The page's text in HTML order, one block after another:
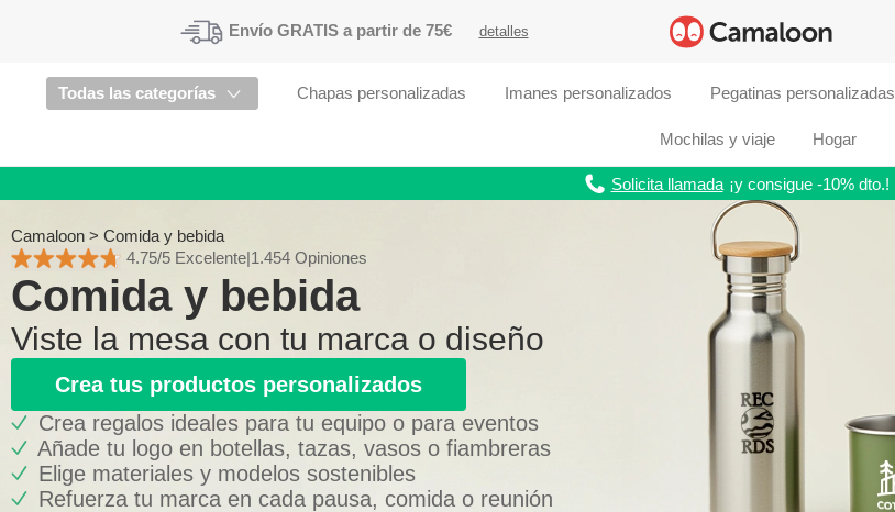
Envío GRATIS a partir de 75€ detalles
Todas las categorías Chapas personalizadas Imanes personalizados Pegatinas personalizadas
Mochilas y viaje Hogar
Solicita llamada ¡y consigue -10% dto.!
Camaloon > Comida y bebida
4.75/5 Excelente|1.454 Opiniones
Comida y bebida
Viste la mesa con tu marca o diseño
Crea tus productos personalizados
Crea regalos ideales para tu equipo o para eventos
Añade tu logo en botellas, tazas, vasos o fiambreras
Elige materiales y modelos sostenibles
Refuerza tu marca en cada pausa, comida o reunión